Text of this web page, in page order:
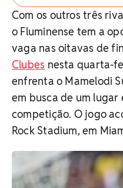
Com os outros três
o Fluminense tem a
vaga nas oitavas de
Clubes nesta quarta-
enfrenta o Mamelodi
em busca de um lugar
competição. O jogo
Rock Stadium, em